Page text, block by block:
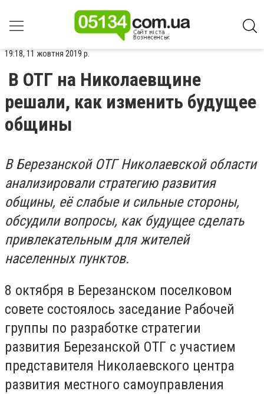
19:18, 11 жовтня 2019 р.
В ОТГ на Николаевщине
решали, как изменить будущее
общины
В Березанской ОТГ Николаевской области
анализировали стратегию развития
общины, её слабые и сильные стороны,
обсудили вопросы, как будущее сделать
привлекательным для жителей
населенных пунктов.
8 октября в Березанском поселковом
совете состоялось заседание Рабочей
группы по разработке стратегии
развития Березанской ОТГ с участием
представителя Николаевского центра
развития местного самоуправления